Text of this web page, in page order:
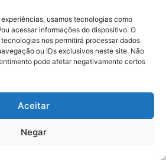
usamos tecnologias como
acessar informações do dispositivo. O
nos permitirá processar dados
ou IDs exclusivos neste site. Não
pode afetar negativamente certos
Aceitar
Negar
de adesão ao
2.0 é